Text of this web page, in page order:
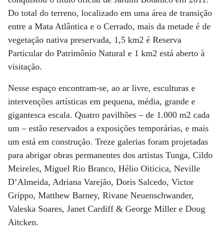
Do total do terreno, localizado em uma área de transição
entre a Mata Atlântica e o Cerrado, mais da metade é de
vegetação nativa preservada, 1,5 km2 é Reserva
Particular do Patrimônio Natural e 1 km2 está aberto à
visitação.
Nesse espaço encontram-se, ao ar livre, esculturas e
intervenções artísticas em pequena, média, grande e
gigantesca escala. Quatro pavilhões – de 1.000 m2 cada
um – estão reservados a exposições temporárias, e mais
um está em construção. Treze galerias foram projetadas
para abrigar obras permanentes dos artistas Tunga, Cildo
Meireles, Miguel Rio Branco, Hélio Oiticica, Neville
D’Almeida, Adriana Varejão, Doris Salcedo, Victor
Grippo, Matthew Barney, Rivane Neuenschwander,
Valeska Soares, Janet Cardiff & George Miller e Doug
Aitcken.